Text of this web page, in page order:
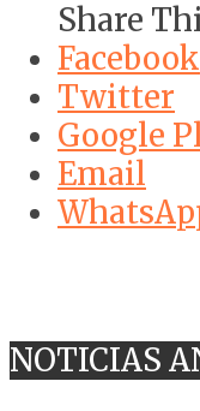
Share
Facebook
Twitter
Google
Email
NOTICIAS